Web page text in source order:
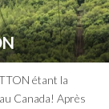
étant la
Canada! Après